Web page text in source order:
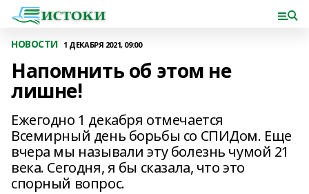
НОВОСТИ 1 ДЕКАБРЯ 2021, 09:00
Напомнить об этом не
лишне!
Ежегодно 1 декабря отмечается
Всемирный день борьбы со СПИДом. Еще
вчера мы называли эту болезнь чумой 21
века. Сегодня, я бы сказала, что это
спорный вопрос.